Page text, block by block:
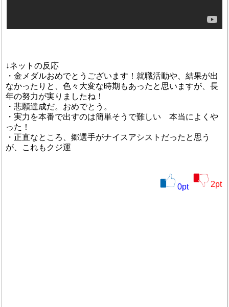
↓ネットの反応
・金メダルおめでとうございます！就職活動や、結果が出
なかったりと、色々大変な時期もあったと思いますが、長
年の努力が実りましたね！
・悲願達成だ。おめでとう。
・実力を本番で出すのは簡単そうで難しい 本当によくや
った！
・正直なところ、郷選手がナイスアシストだったと思う
が、これもクジ運
0pt 2pt